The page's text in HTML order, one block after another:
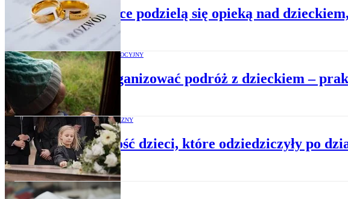
Rozwiedzeni rodzice podzielą się opieką nad
MATERIAŁ PROMOCYJNY
Jak zorganizować podróż z dzieckiem –
SPADKI I DAROWIZNY
Przyszłość dzieci, które odziedziczyły po
ZDROWIE